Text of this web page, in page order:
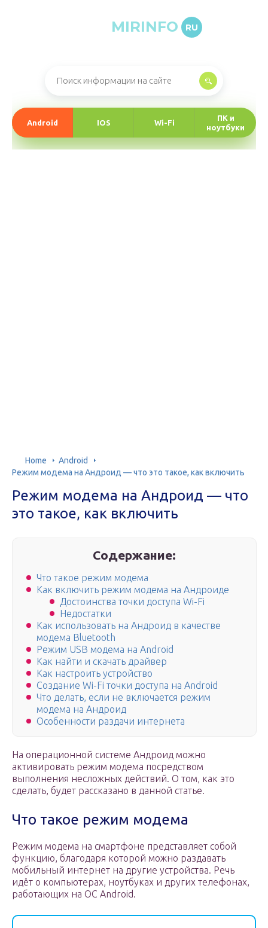
MIRINFO RU
Android IOS Wi-Fi
ПК и
ноутбуки
Home
Android
Режим модема на Андроид — что это такое, как включить
Режим модема на Андроид — что
это такое, как включить
Содержание:
Что такое режим модема
Как включить режим модема на Андроиде
Достоинства точки доступа Wi-Fi
Недостатки
Как использовать на Андроид в качестве
модема Bluetooth
Режим USB модема на Android
Как найти и скачать драйвер
Как настроить устройство
Создание Wi-Fi точки доступа на Android
Что делать, если не включается режим
модема на Андроид
Особенности раздачи интернета
На операционной системе Андроид можно
активировать режим модема посредством
выполнения несложных действий. О том, как это
сделать, будет рассказано в данной статье.
Что такое режим модема
Режим модема на смартфоне представляет собой
функцию, благодаря которой можно раздавать
мобильный интернет на другие устройства. Речь
идёт о компьютерах, ноутбуках и других телефонах,
работающих на OC Android.